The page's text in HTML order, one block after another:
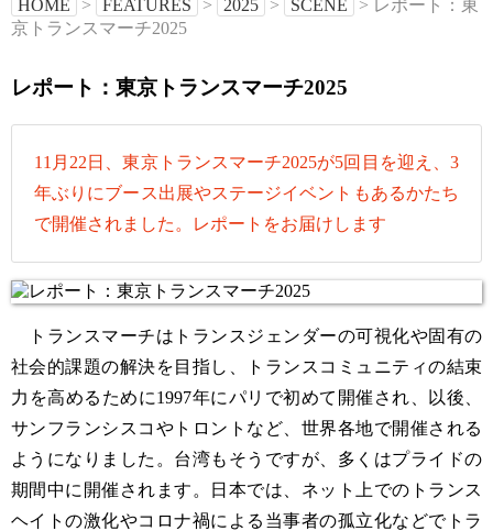
HOME > FEATURES > 2025 > SCENE
> レポート：東
京トランスマーチ2025
レポート：東京トランスマーチ2025
11月22日、東京トランスマーチ2025が5回目を迎え、3
年ぶりにブース出展やステージイベントもあるかたち
で開催されました。レポートをお届けします
トランスマーチはトランスジェンダーの可視化や固有の
社会的課題の解決を目指し、トランスコミュニティの結束
力を高めるために1997年にパリで初めて開催され、以後、
サンフランシスコやトロントなど、世界各地で開催される
ようになりました。台湾もそうですが、多くはプライドの
期間中に開催されます。日本では、ネット上でのトランス
ヘイトの激化やコロナ禍による当事者の孤立化などでトラ